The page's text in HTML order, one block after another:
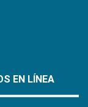
EN LÍNEA